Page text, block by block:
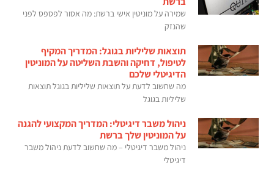
שמירה על מוניטין אישי ברשת: מה אסור לפספס לפני
שהנזק
תוצאות שליליות בגוגל: המדריך המקיף
לטיפול, דחיקה והשבת השליטה על המוניטין
הדיגיטלי שלכם
מה שחשוב לדעת על תוצאות שליליות בגוגל תוצאות
שליליות בגוגל
ניהול משבר דיגיטלי: המדריך המקצועי להגנה
על המוניטין שלך ברשת
ניהול משבר דיגיטלי – מה שחשוב לדעת ניהול משבר
דיגיטלי